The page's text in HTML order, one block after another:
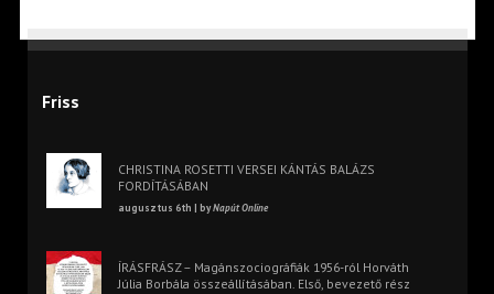
Friss
CHRISTINA ROSETTI VERSEI KÁNTÁS BALÁZS
FORDÍTÁSÁBAN
augusztus 6th | byNapút Online
ÍRÁSFRÁSZ – Magánszociográfiák 1956-ról Horváth
Júlia Borbála összeállításában. Első, bevezető rész